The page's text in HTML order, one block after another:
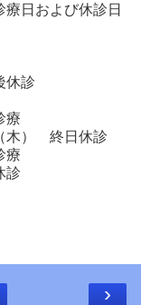
日および休診日
診
終日休診
›